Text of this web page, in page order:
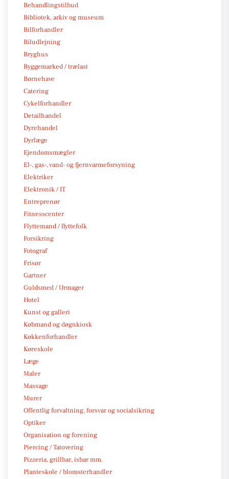
Behandlingstilbud
Bibliotek, arkiv og museum
Bilforhandler
Biludlejning
Bryghus
Byggemarked / trælast
Børnehave
Catering
Cykelforhandler
Detailhandel
Dyrehandel
Dyrlæge
Ejendomsmægler
El-, gas-, vand- og fjernvarmeforsyning
Elektriker
Elektronik / IT
Entreprenør
Fitnesscenter
Flyttemand / flyttefolk
Forsikring
Fotograf
Frisør
Gartner
Guldsmed / Urmager
Hotel
Kunst og galleri
Købmand og døgnkiosk
Køkkenforhandler
Køreskole
Læge
Maler
Massage
Murer
Offentlig forvaltning, forsvar og socialsikring
Optiker
Organisation og forening
Piercing / Tatovering
Pizzeria, grillbar, isbar mm.
Planteskole / blomsterhandler